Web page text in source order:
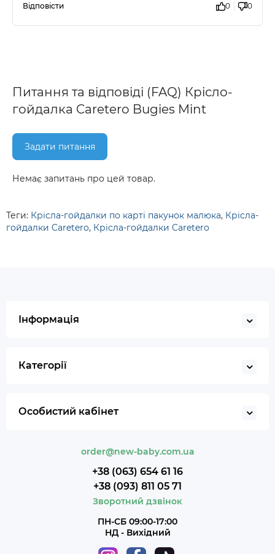
Відповісти 0 0
Питання та відповіді (FAQ) Крісло-
гойдалка Caretero Bugies Mint
Задати питання
Немає запитань про цей товар.
Теги: Крісла-гойдалки по карті пакунок малюка, Крісла-
гойдалки Caretero, Крісла-гойдалки Caretero
Інформація
Категорії
Особистий кабінет
order@new-baby.com.ua
+38 (063) 654 61 16
+38 (093) 811 05 71
Зворотний дзвінок
ПН-СБ 09:00-17:00
НД - Вихідний